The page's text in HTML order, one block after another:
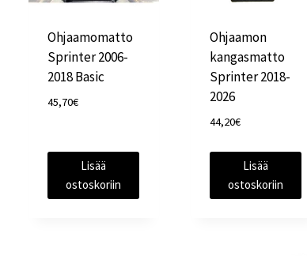
Ohjaamomatto
Sprinter 2006-
2018 Basic
45,70€
Lisää
ostoskoriin
Ohjaamon
kangasmatto
Sprinter 2018-
2026
44,20€
Lisää
ostoskoriin